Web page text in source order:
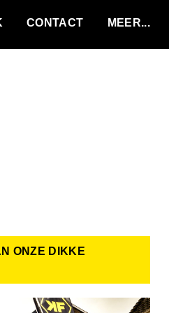
CONTACT
ONZE DIKKE